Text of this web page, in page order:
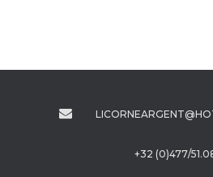
+32 (0)477/